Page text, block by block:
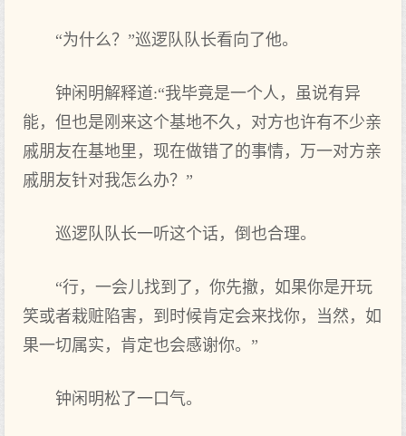
“为什么？”巡逻队队长看向了他。
钟闲明解释道:“我毕竟是一个人，虽说有异
能，但也是刚来这个基地不久，对方也许有不少亲
戚朋友在基地里，现在做错了的事情，万一对方亲
戚朋友针对我怎么办？”
巡逻队队长一听这个话，倒也合理。
“行，一会儿找到了，你先撤，如果你是开玩
笑或者栽赃陷害，到时候肯定会来找你，当然，如
果一切属实，肯定也会感谢你。”
钟闲明松了一口气。